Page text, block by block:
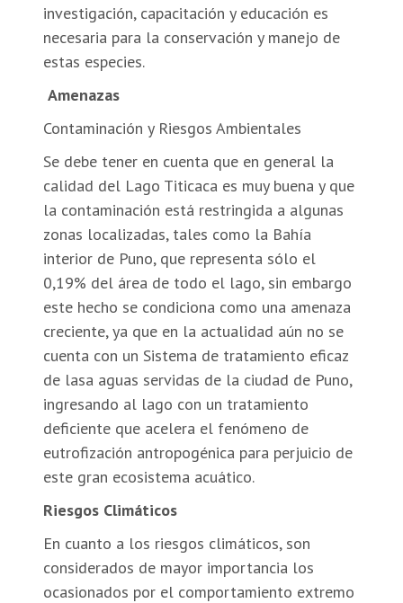
investigación, capacitación y educación es
necesaria para la conservación y manejo de
estas especies.
Amenazas
Contaminación y Riesgos Ambientales
Se debe tener en cuenta que en general la
calidad del Lago Titicaca es muy buena y que
la contaminación está restringida a algunas
zonas localizadas, tales como la Bahía
interior de Puno, que representa sólo el
0,19% del área de todo el lago, sin embargo
este hecho se condiciona como una amenaza
creciente, ya que en la actualidad aún no se
cuenta con un Sistema de tratamiento eficaz
de lasa aguas servidas de la ciudad de Puno,
ingresando al lago con un tratamiento
deficiente que acelera el fenómeno de
eutrofización antropogénica para perjuicio de
este gran ecosistema acuático.
Riesgos Climáticos
En cuanto a los riesgos climáticos, son
considerados de mayor importancia los
ocasionados por el comportamiento extremo